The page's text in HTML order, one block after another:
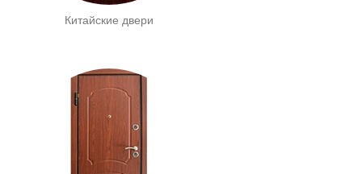
Китайские двери